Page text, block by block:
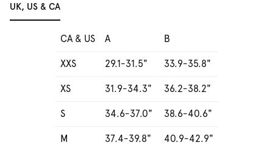
UK, US & CA
CA & US A B
XXS 29.1-31.5" 33.9-35.8"
XS 31.9-34.3" 36.2-38.2"
S 34.6-37.0" 38.6-40.6"
M 37.4-39.8" 40.9-42.9"